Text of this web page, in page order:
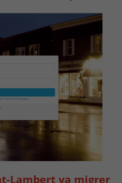
Lambert va migrer